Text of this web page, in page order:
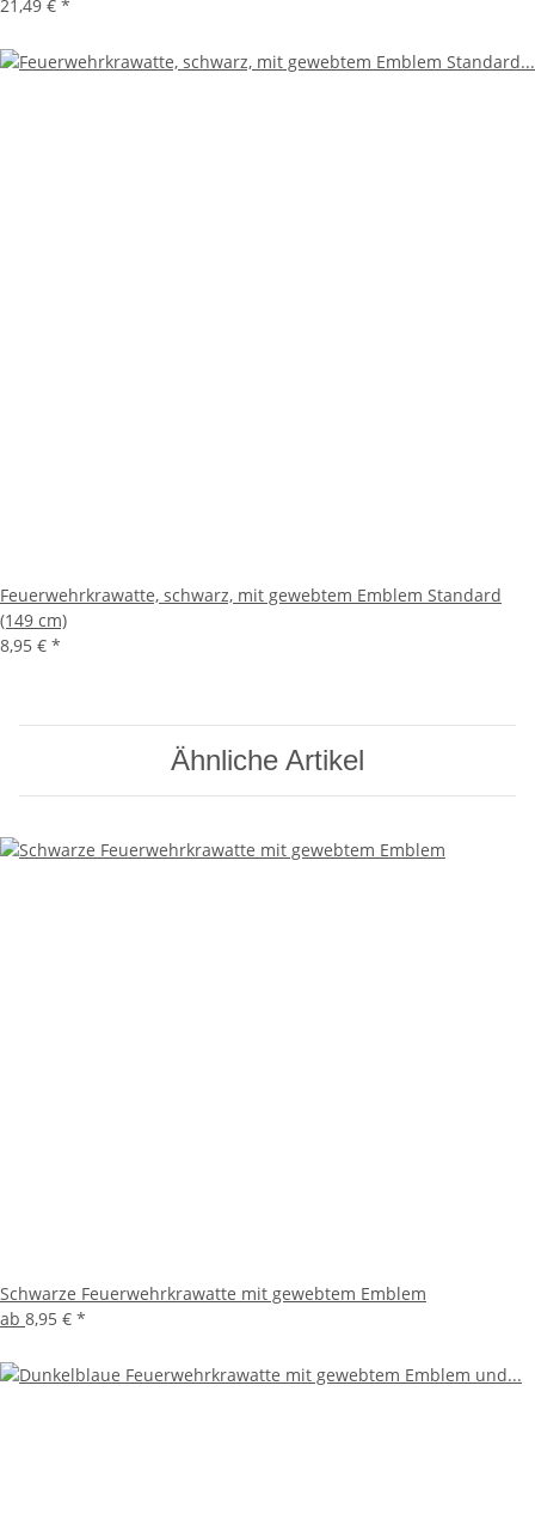
21,49 € *
Feuerwehrkrawatte, schwarz, mit gewebtem Emblem Standard
(149 cm)
8,95 € *
Ähnliche Artikel
Schwarze Feuerwehrkrawatte mit gewebtem Emblem
ab 8,95 € *